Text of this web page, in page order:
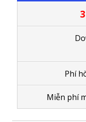
Phí
Miễn phí